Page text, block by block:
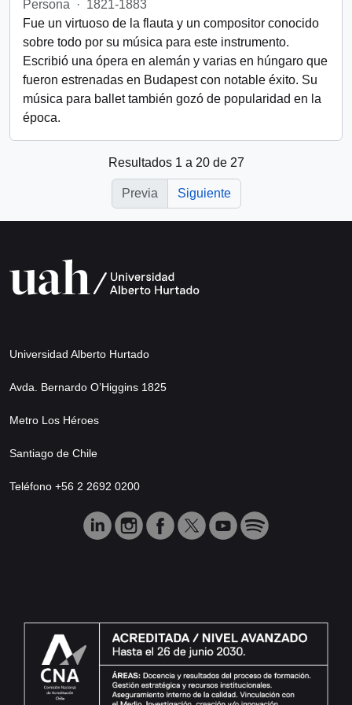
Persona
· 1821-1883
Fue un virtuoso de la flauta y un compositor conocido
sobre todo por su música para este instrumento.
Escribió una ópera en alemán y varias en húngaro que
fueron estrenadas en Budapest con notable éxito. Su
música para ballet también gozó de popularidad en la
época.
Resultados 1 a 20 de 27
Previa Siguiente
Universidad Alberto Hurtado
Avda. Bernardo O’Higgins 1825
Metro Los Héroes
Santiago de Chile
Teléfono +56 2 2692 0200